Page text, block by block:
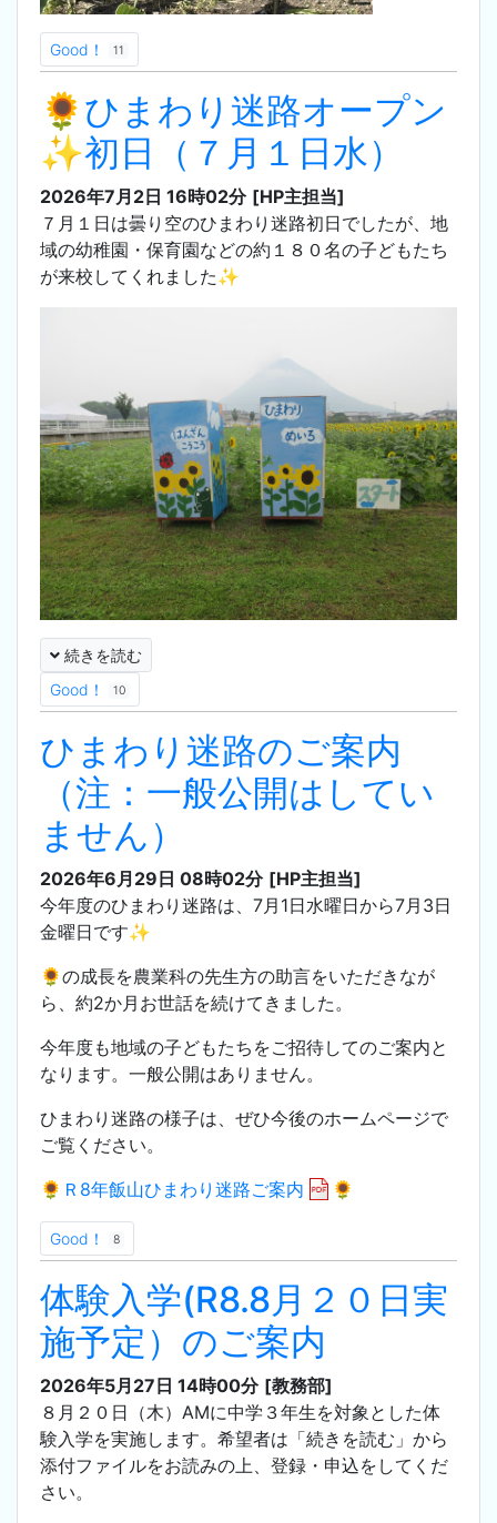
Good！ 11
🌻ひまわり迷路オープン
✨初日（７月１日水）
2026年7月2日 16時02分 [HP主担当]
７月１日は曇り空のひまわり迷路初日でしたが、地
域の幼稚園・保育園などの約１８０名の子どもたち
が来校してくれました✨
続きを読む
Good！
10
ひまわり迷路のご案内
（注：一般公開はしてい
ません）
2026年6月29日 08時02分 [HP主担当]
今年度のひまわり迷路は、7月1日水曜日から7月3日
金曜日です✨
🌻の成長を農業科の先生方の助言をいただきなが
ら、約2か月お世話を続けてきました。
今年度も地域の子どもたちをご招待してのご案内と
なります。一般公開はありません。
ひまわり迷路の様子は、ぜひ今後のホームページで
ご覧ください。
🌻Ｒ8年飯山ひまわり迷路ご案内
🌻
Good！ 8
体験入学(R8.8月２０日実
施予定）のご案内
2026年5月27日 14時00分 [教務部]
８月２０日（木）AMに中学３年生を対象とした体
験入学を実施します。希望者は「続きを読む」から
添付ファイルをお読みの上、登録・申込をしてくだ
さい。